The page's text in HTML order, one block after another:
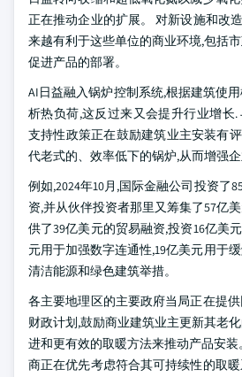
正在推动企业的扩展。 对新设施和改
来越有利于这些单位的商业环境,包括
促进产品的部署。
AI日益融入锅炉控制系统,根据建筑使
析热负荷,这反过来又会提升行业增长
支持性政策正在鼓励建筑业主安装有
代老式的、效率低下的锅炉,从而增强企
例如,2024年10月,国际金融公司投资了
资,并从伙伴投资者那里又筹集了57亿
供了39亿美元的贸易融资,投资16亿美
元用于加强数字连通性,19亿美元用于
清洁能源和绿色建筑举措。
各主要地理区的主要政府当局正在提
财政计划,鼓励商业建筑业主更新其老
进和更有效的取暖方法来推动产品安
商正在优先考虑符合其可持续性的取